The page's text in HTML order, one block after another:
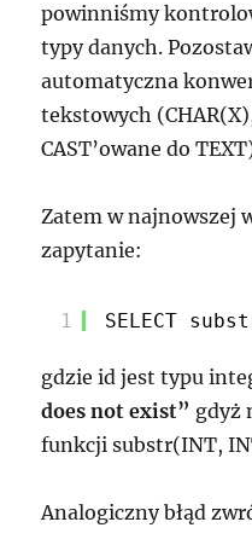
powinniśmy
typy danych.
automatyczna
tekstowych
CAST’owane do
Zatem w najnowszej
zapytanie:
1 SELECT
gdzie id jest typu
does not exist” gdyż
funkcji substr(INT,
Analogiczny błąd